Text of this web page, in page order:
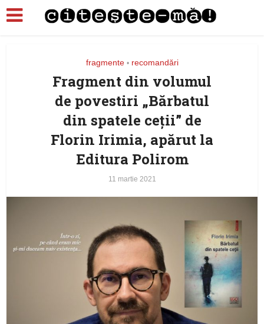
fragmente • recomandări
Fragment din volumul
de povestiri „Bărbatul
din spatele ceţii” de
Florin Irimia, apărut la
Editura Polirom
11 martie 2021